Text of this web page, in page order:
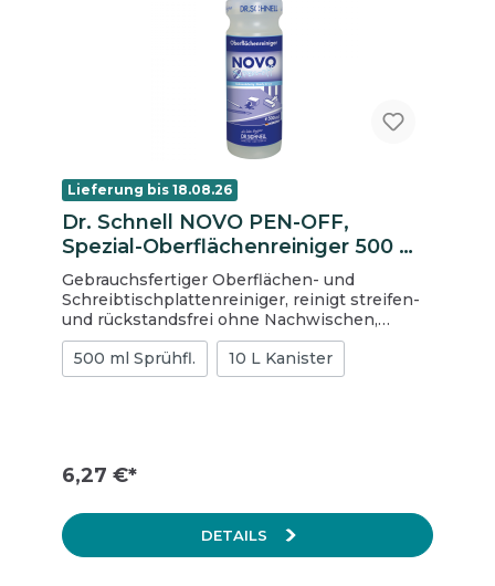
durch spezielle Formulierung Angenehmer
Materialschonung durch ausgewählte
Biozidprodukte vorsichtig verwenden. Vor
Gebrauch stets Etikett und
Produktinformationen lesen. BAuA Reg.-Nr.:
N-59012
Lieferung bis 18.08.26
Dr. Schnell NOVO PEN-OFF,
Spezial-Oberflächenreiniger 500 ml,
Sprühflasche
Gebrauchsfertiger Oberflächen- und
Schreibtischplattenreiniger, reinigt streifen-
und rückstandsfrei ohne Nachwischen,
entfernt spontan Tinte, Stempelfarbe,
Filzstift, fest haftende Etikettenrückstände,
Eddingstriche, Kugelschreiber, Absatzstriche,
500 ml Sprühfl. 10 L Kanister
6,27 €*
DETAILS